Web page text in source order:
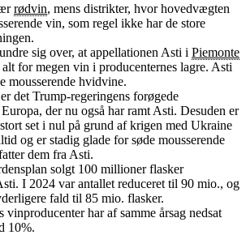
rødvin, mens distrikter, hvor hovedvægten
vin, som regel ikke har de store
sig over, at appellationen Asti i Piemonte
for megen vin i producenternes lagre. Asti
mousserende hvidvine.
det Trump-regeringens forøgede
der nu også har ramt Asti. Desuden er
set i nul på grund af krigen med Ukraine
og er stadig glade for søde mousserende
dem fra Asti.
solgt 100 millioner flasker
I 2024 var antallet reduceret til 90 mio., og
fald til 85 mio. flasker.
vinproducenter har af samme årsag nedsat
10%.